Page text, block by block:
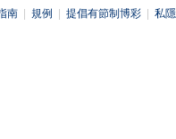
南 規例 提倡有節制博彩 私